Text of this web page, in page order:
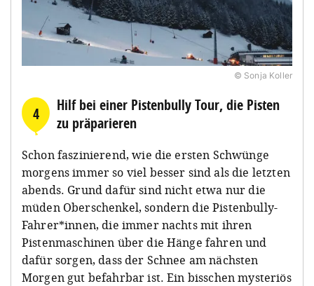
© Sonja Koller
4
Hilf bei einer Pistenbully Tour, die Pisten
zu präparieren
Schon faszinierend, wie die ersten Schwünge
morgens immer so viel besser sind als die letzten
abends. Grund dafür sind nicht etwa nur die
müden Oberschenkel, sondern die Pistenbully-
Fahrer*innen, die immer nachts mit ihren
Pistenmaschinen über die Hänge fahren und
dafür sorgen, dass der Schnee am nächsten
Morgen gut befahrbar ist. Ein bisschen mysteriös